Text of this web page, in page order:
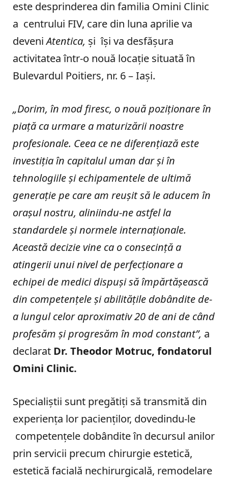
este desprinderea din familia Omini Clinic
a centrului FIV, care din luna aprilie va
deveniAtentica, și își va desfășura
activitatea într-o nouă locație situată în
Bulevardul Poitiers, nr. 6 – Iași.
„Dorim, în mod firesc, o nouă poziționare în
piață ca urmare a maturizării noastre
profesionale. Ceea ce ne diferențiază este
investiția în capitalul uman dar și în
tehnologiile și echipamentele de ultimă
generație pe care am reușit să le aducem în
orașul nostru, aliniindu-ne astfel la
standardele și normele internaționale.
Această decizie vine ca o consecință a
atingerii unui nivel de perfecționare a
echipei de medici dispuși să împărtășească
din competențele și abilitățile dobândite de-
a lungul celor aproximativ 20 de ani de când
profesăm și progresăm în mod constant”, a
declarat Dr. Theodor Motruc, fondatorul
Omini Clinic.
Specialiștii sunt pregătiți să transmită din
experiența lor pacienților, dovedindu-le
competențele dobândite în decursul anilor
prin servicii precum chirurgie estetică,
estetică facială nechirurgicală, remodelare